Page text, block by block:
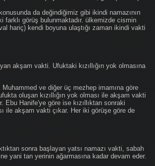
da değindiğimiz gibi ikindi namazının
farklı görüş bulunmaktadır. ülkemizde cismin
hariç) kendi boyuna ulaştığı zaman ikindi vakti
akşam vakti. Ufuktaki kızıllığın yok olmasına
ve diğer üç mezhep imamına göre
oluşan kızıllığın yok olması ile akşam vakti
Ebu Hanife'ye göre ise kızıllıktan sonraki
ile akşam vakti çıkar. Her iki görüşe göre de
sonra başlayan yatsı namazı vakti, sabah
yani tan yerinin ağarmasına kadar devam eder.